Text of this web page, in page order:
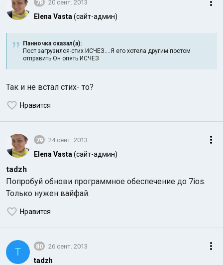
78 20 сент. 2013
Elena Vasta (сайт-админ)
Панночка сказал(а):
Пост загрузился-стих ИСЧЕЗ....Я его хотела другим постом
отправить.Он опять ИСЧЕЗ
Так и не встал стих- то?
Нравится
79 24 сент. 2013
Elena Vasta (сайт-админ)
tadzh
Попробуй обнови программное обеспечение до 7ios.
Только нужен вайфай.
Нравится
T 80 26 сент. 2013
tadzh